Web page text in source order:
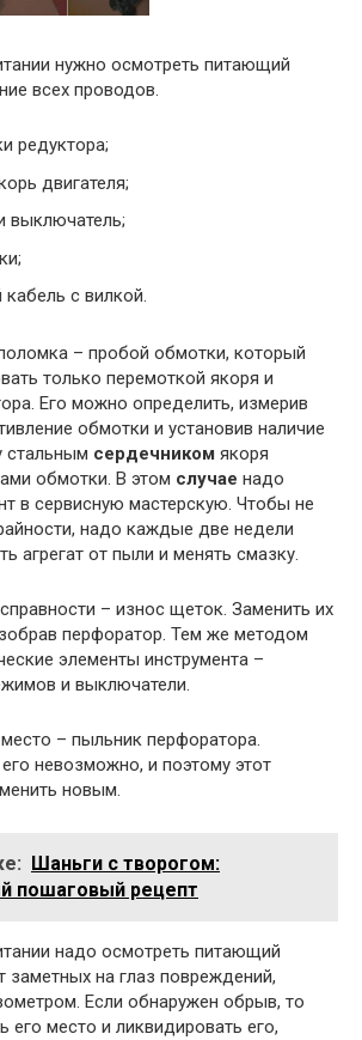
нужно осмотреть питающий
всех проводов.
редуктора;
двигателя;
выключатель;
с вилкой.
– пробой обмотки, который
только перемоткой якоря и
Его можно определить, измерив
обмотки и установив наличие
стальным сердечником якоря
обмотки. В этом случае надо
в сервисную мастерскую. Чтобы не
надо каждые две недели
агрегат от пыли и менять смазку.
– износ щеток. Заменить их
перфоратор. Тем же методом
элементы инструмента –
и выключатели.
– пыльник перфоратора.
невозможно, и поэтому этот
новым.
Шаньги с творогом:
пошаговый рецепт
надо осмотреть питающий
заметных на глаз повреждений,
Если обнаружен обрыв, то
его место и ликвидировать его,